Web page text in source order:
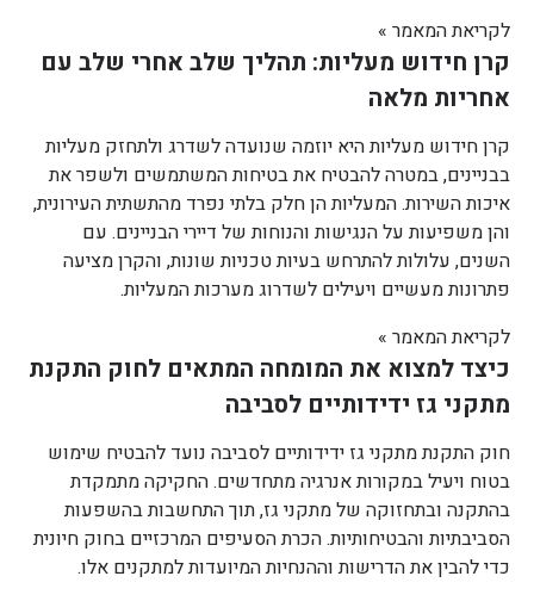
לקריאת המאמר »
קרן חידוש מעליות: תהליך שלב אחרי שלב עם
אחריות מלאה
קרן חידוש מעליות היא יוזמה שנועדה לשדרג ולתחזק מעליות
בבניינים, במטרה להבטיח את בטיחות המשתמשים ולשפר את
איכות השירות. המעליות הן חלק בלתי נפרד מהתשתית העירונית,
והן משפיעות על הנגישות והנוחות של דיירי הבניינים. עם
השנים, עלולות להתרחש בעיות טכניות שונות, והקרן מציעה
פתרונות מעשיים ויעילים לשדרוג מערכות המעליות.
לקריאת המאמר »
כיצד למצוא את המומחה המתאים לחוק התקנת
מתקני גז ידידותיים לסביבה
חוק התקנת מתקני גז ידידותיים לסביבה נועד להבטיח שימוש
בטוח ויעיל במקורות אנרגיה מתחדשים. החקיקה מתמקדת
בהתקנה ובתחזוקה של מתקני גז, תוך התחשבות בהשפעות
הסביבתיות והבטיחותיות. הכרת הסעיפים המרכזיים בחוק חיונית
כדי להבין את הדרישות וההנחיות המיועדות למתקנים אלו.